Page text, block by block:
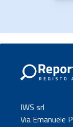
IWS srl
Via Emanuele